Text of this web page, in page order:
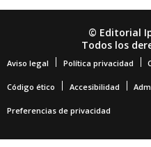
© Editorial
Todos los
Aviso legal Política privacidad
Código ético Accesibilidad
Preferencias de privacidad